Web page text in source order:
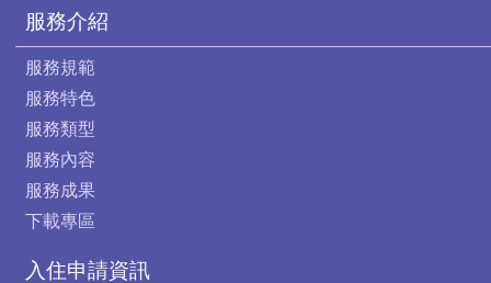
服務介紹
服務規範
服務特色
服務類型
服務內容
服務成果
下載專區
入住申請資訊